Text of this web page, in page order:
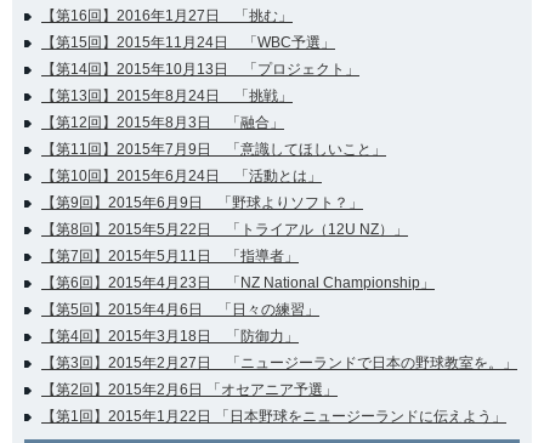
【第16回】2016年1月27日 「挑む」
【第15回】2015年11月24日 「WBC予選」
【第14回】2015年10月13日 「プロジェクト」
【第13回】2015年8月24日 「挑戦」
【第12回】2015年8月3日 「融合」
【第11回】2015年7月9日 「意識してほしいこと」
【第10回】2015年6月24日 「活動とは」
【第9回】2015年6月9日 「野球よりソフト？」
【第8回】2015年5月22日 「トライアル（12U NZ）」
【第7回】2015年5月11日 「指導者」
【第6回】2015年4月23日 「NZ National Championship」
【第5回】2015年4月6日 「日々の練習」
【第4回】2015年3月18日 「防御力」
【第3回】2015年2月27日 「ニュージーランドで日本の野球教室を。」
【第2回】2015年2月6日 「オセアニア予選」
【第1回】2015年1月22日 「日本野球をニュージーランドに伝えよう」